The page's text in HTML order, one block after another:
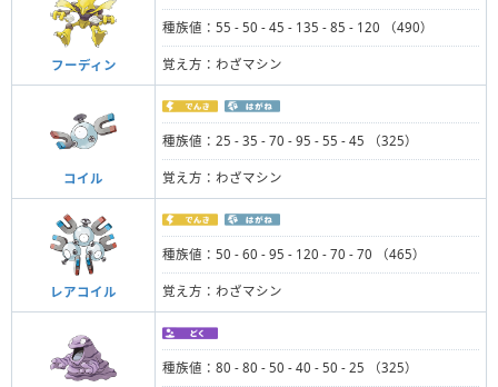
フーディン
種族値：55 - 50 - 45 - 135 - 85 - 120 （490）
覚え方：わざマシン
コイル
種族値：25 - 35 - 70 - 95 - 55 - 45 （325）
覚え方：わざマシン
レアコイル
種族値：50 - 60 - 95 - 120 - 70 - 70 （465）
覚え方：わざマシン
種族値：80 - 80 - 50 - 40 - 50 - 25 （325）